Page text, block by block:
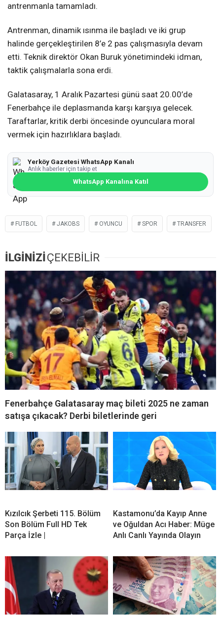
antrenmanla tamamladı.
Antrenman, dinamik ısınma ile başladı ve iki grup
halinde gerçekleştirilen 8’e 2 pas çalışmasıyla devam
etti. Teknik direktör Okan Buruk yönetimindeki idman,
taktik çalışmalarla sona erdi.
Galatasaray, 1 Aralık Pazartesi günü saat 20.00’de
Fenerbahçe ile deplasmanda karşı karşıya gelecek.
Taraftarlar, kritik derbi öncesinde oyunculara moral
vermek için hazırlıklara başladı.
Yerköy Gazetesi WhatsApp Kanalı
Anlık haberler için takip et
WhatsApp Kanalına Katıl
FUTBOL JAKOBS OYUNCU SPOR TRANSFER
İLGİNİZİ ÇEKEBİLİR
Fenerbahçe Galatasaray maç bileti 2025 ne zaman
satışa çıkacak? Derbi biletlerinde geri
Kızılcık Şerbeti 115. Bölüm
Son Bölüm Full HD Tek
Parça İzle |
Kastamonu’da Kayıp Anne
ve Oğuldan Acı Haber: Müge
Anlı Canlı Yayında Olayın